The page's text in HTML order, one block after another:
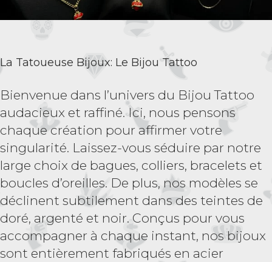
La Tatoueuse Bijoux: Le Bijou Tattoo
Bienvenue dans l’univers du Bijou Tattoo
audacieux et raffiné. Ici, nous pensons
chaque création pour affirmer votre
singularité. Laissez-vous séduire par notre
large choix de bagues, colliers, bracelets et
boucles d’oreilles. De plus, nos modèles se
déclinent subtilement dans des teintes de
doré, argenté et noir. Conçus pour vous
accompagner à chaque instant, nos bijoux
sont entièrement fabriqués en acier